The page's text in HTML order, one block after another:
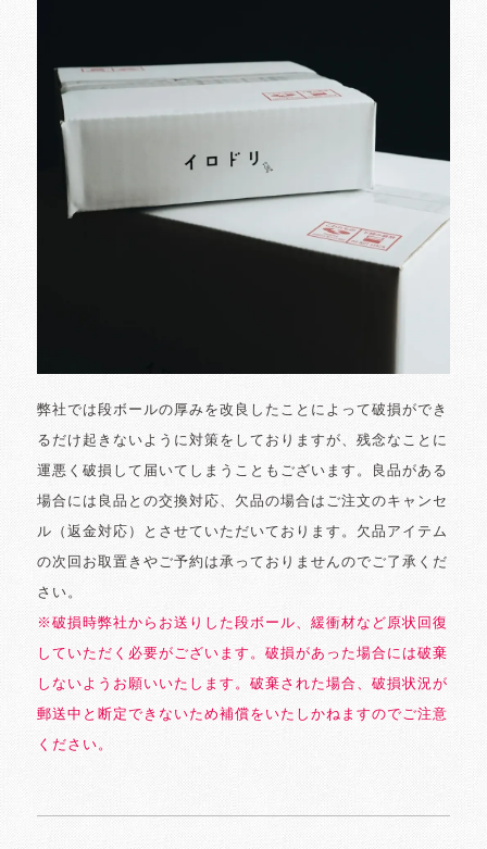
弊社では段ボールの厚みを改良したことによって破損ができ
るだけ起きないように対策をしておりますが、残念なことに
運悪く破損して届いてしまうこともございます。良品がある
場合には良品との交換対応、欠品の場合はご注文のキャンセ
ル（返金対応）とさせていただいております。欠品アイテム
の次回お取置きやご予約は承っておりませんのでご了承くだ
さい。
※破損時弊社からお送りした段ボール、緩衝材など原状回復
していただく必要がございます。破損があった場合には破棄
しないようお願いいたします。破棄された場合、破損状況が
郵送中と断定できないため補償をいたしかねますのでご注意
ください。